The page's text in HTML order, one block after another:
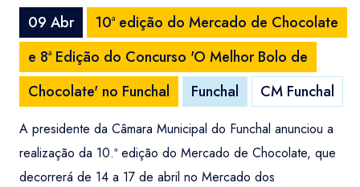
09 Abr
10ª edição do Mercado de Chocolate
e 8ª Edição do Concurso 'O Melhor Bolo de
Chocolate' no Funchal
Funchal CM Funchal
A presidente da Câmara Municipal do Funchal anunciou a
realização da 10.ª edição do Mercado de Chocolate, que
decorrerá de 14 a 17 de abril no Mercado dos